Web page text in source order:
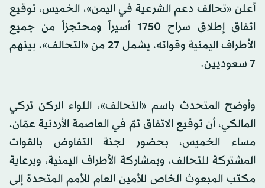
أعلن «تحالف دعم الشرعية في اليمن»، الخميس، توقيع
اتفاق إطلاق سراح 1750 أسيراً ومحتجزاً من جميع
الأطراف اليمنية وقواته، يشمل 27 من «التحالف»، بينهم
7 سعوديين.
وأوضح المتحدث باسم «التحالف»، اللواء الركن تركي
المالكي، أن توقيع الاتفاق تمّ في العاصمة الأردنية عمّان،
مساء الخميس، بحضور لجنة التفاوض بالقوات
المشتركة للتحالف، وبمشاركة الأطراف اليمنية، وبرعاية
مكتب المبعوث الخاص للأمين العام للأمم المتحدة إلى